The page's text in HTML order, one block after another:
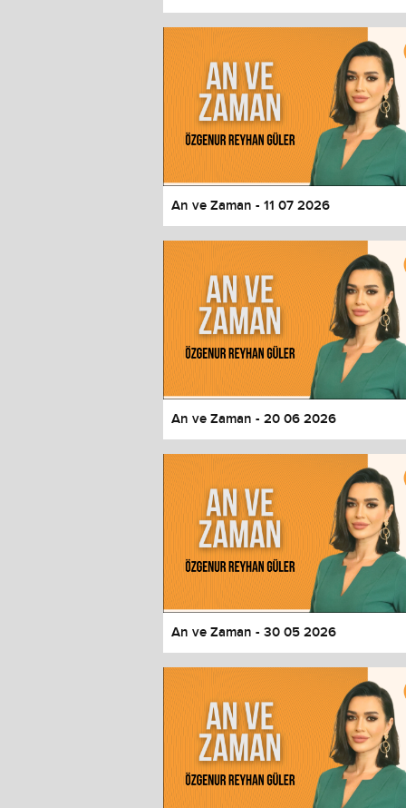
Window
Color
Transparency
Font Size
Text Edge Style
Font Family
Resetrestore all settings to the default
Close Modal Dialog
End of dialog window.
An ve Zaman - 11 07 2026
An ve Zaman - 20 06 2026
An ve Zaman - 30 05 2026